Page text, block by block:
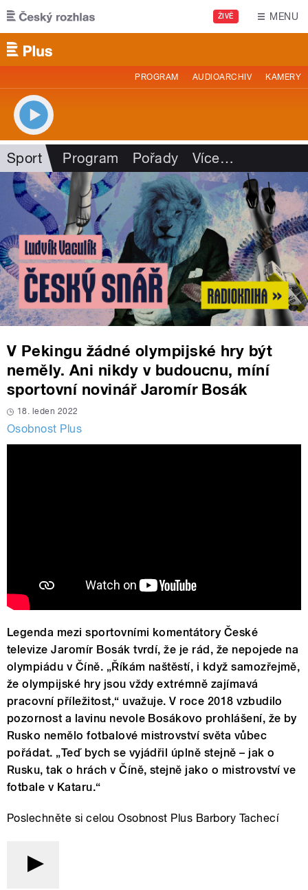
Přejít k hlavnímu obsahu
ŽIVĚ MENU
PROGRAM AUDIOARCHIV KAMERY
Sport Program Pořady Více…
V Pekingu žádné olympijské hry být
neměly. Ani nikdy v budoucnu, míní
sportovní novinář Jaromír Bosák
18. leden 2022
Osobnost Plus
Legenda mezi sportovními komentátory České
televize Jaromír Bosák tvrdí, že je rád, že nepojede na
olympiádu v Číně. „Říkám naštěstí, i když samozřejmě,
že olympijské hry jsou vždy extrémně zajímavá
pracovní příležitost,“ uvažuje. V roce 2018 vzbudilo
pozornost a lavinu nevole Bosákovo prohlášení, že by
Rusko nemělo fotbalové mistrovství světa vůbec
pořádat. „Teď bych se vyjádřil úplně stejně – jak o
Rusku, tak o hrách v Číně, stejně jako o mistrovství ve
fotbale v Kataru.“
Poslechněte si celou Osobnost Plus Barbory Tachecí